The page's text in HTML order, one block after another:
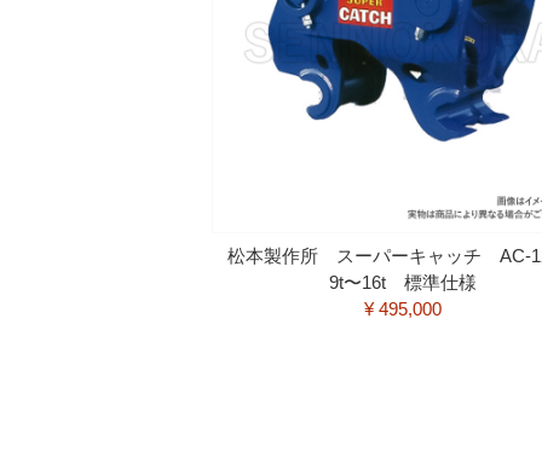
松本製作所 スーパーキャッチ
9t〜16t 標準仕様
¥ 495,000